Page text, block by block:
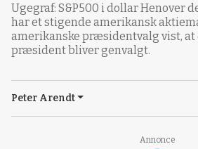
Annonce
Ugegraf: S&P500 i dollar Henover
har et stigende amerikansk
amerikanske præsidentvalg vist, at
præsident bliver genvalgt.
Peter Arendt